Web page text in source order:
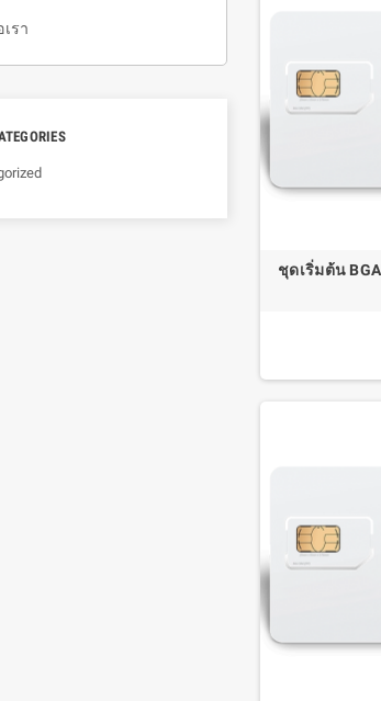
รา
ชุดเริ่มต้น